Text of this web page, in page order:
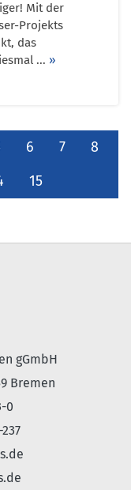
Mit der
Projekts
das
... »
6 7
8
15
gGmbH
Bremen
0